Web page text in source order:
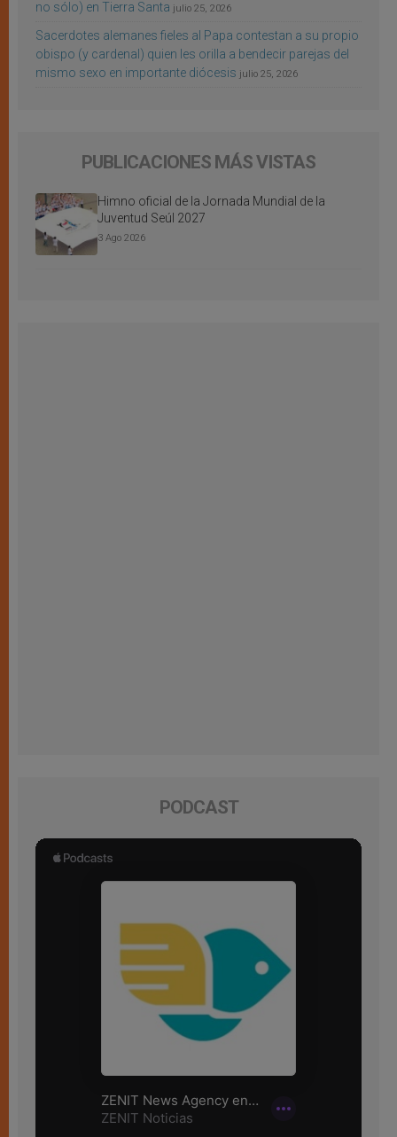
no sólo) en Tierra Santa julio 25, 2026
Sacerdotes alemanes fieles al Papa contestan a su propio
obispo (y cardenal) quien les orilla a bendecir parejas del
mismo sexo en importante diócesis julio 25, 2026
PUBLICACIONES MÁS VISTAS
Himno oficial de la Jornada Mundial de la
Juventud Seúl 2027
3 Ago 2026
PODCAST